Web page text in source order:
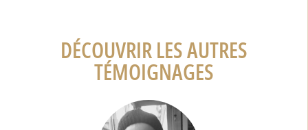
DÉCOUVRIR LES AUTRES
TÉMOIGNAGES